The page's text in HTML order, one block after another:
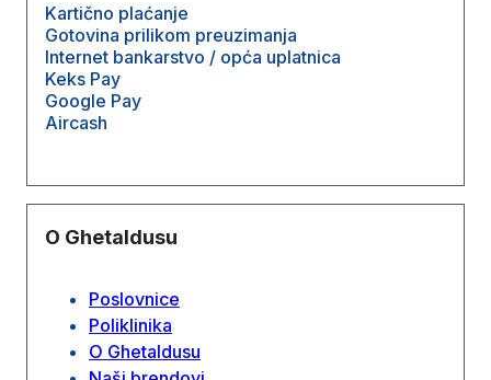
Kartično plaćanje
Gotovina prilikom preuzimanja
Internet bankarstvo / opća uplatnica
Keks Pay
Google Pay
Aircash
O Ghetaldusu
Poslovnice
Poliklinika
O Ghetaldusu